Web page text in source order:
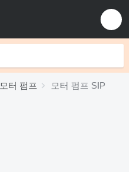
모터 펌프 모터 펌프 SIP